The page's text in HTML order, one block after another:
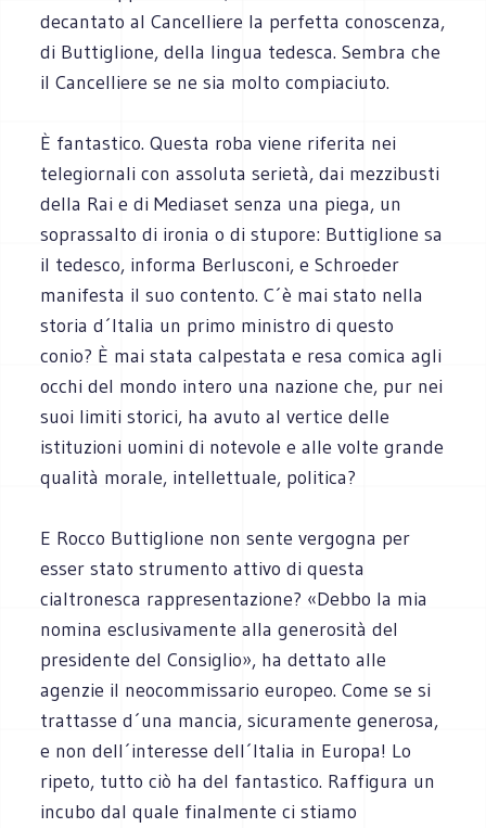
decantato al Cancelliere la perfetta conoscenza,
di Buttiglione, della lingua tedesca. Sembra che
il Cancelliere se ne sia molto compiaciuto.
È fantastico. Questa roba viene riferita nei
telegiornali con assoluta serietà, dai mezzibusti
della Rai e di Mediaset senza una piega, un
soprassalto di ironia o di stupore: Buttiglione sa
il tedesco, informa Berlusconi, e Schroeder
manifesta il suo contento. C´è mai stato nella
storia d´Italia un primo ministro di questo
conio? È mai stata calpestata e resa comica agli
occhi del mondo intero una nazione che, pur nei
suoi limiti storici, ha avuto al vertice delle
istituzioni uomini di notevole e alle volte grande
qualità morale, intellettuale, politica?
E Rocco Buttiglione non sente vergogna per
esser stato strumento attivo di questa
cialtronesca rappresentazione? «Debbo la mia
nomina esclusivamente alla generosità del
presidente del Consiglio», ha dettato alle
agenzie il neocommissario europeo. Come se si
trattasse d´una mancia, sicuramente generosa,
e non dell´interesse dell´Italia in Europa! Lo
ripeto, tutto ciò ha del fantastico. Raffigura un
incubo dal quale finalmente ci stiamo